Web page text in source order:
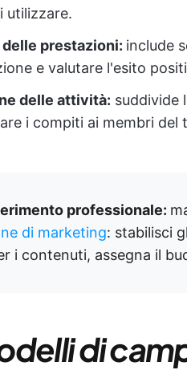
utilizzare.
prestazioni: include
e valutare l'esito
delle attività: suddivide
i compiti ai membri del
professionale:
di marketing: stabilisci
i contenuti, assegna il
di